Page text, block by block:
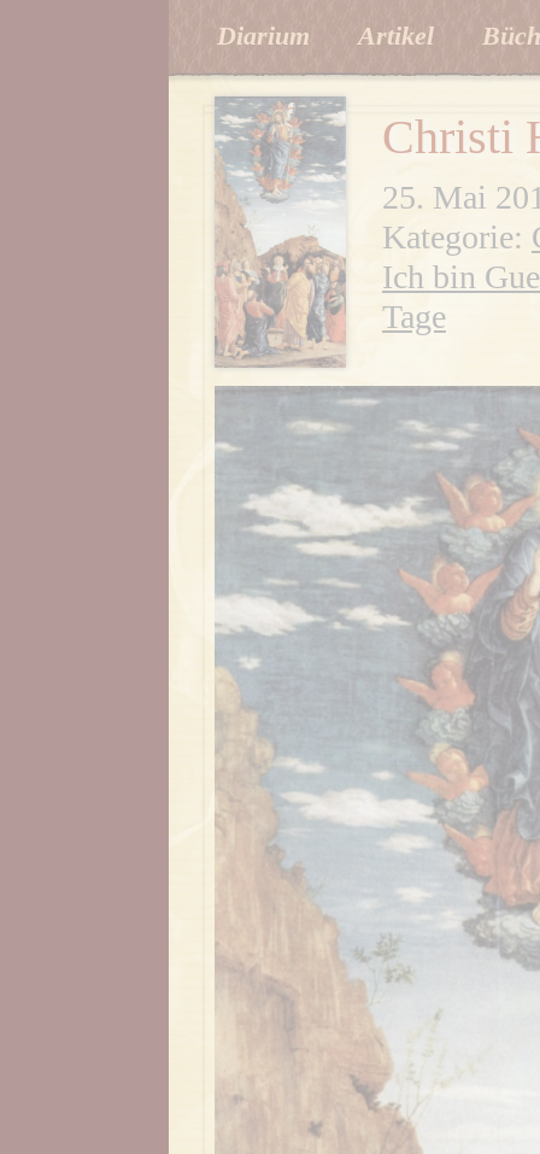
Diarium Artikel
Christi
25. Mai
Kategorie:
Ich bin
Tage